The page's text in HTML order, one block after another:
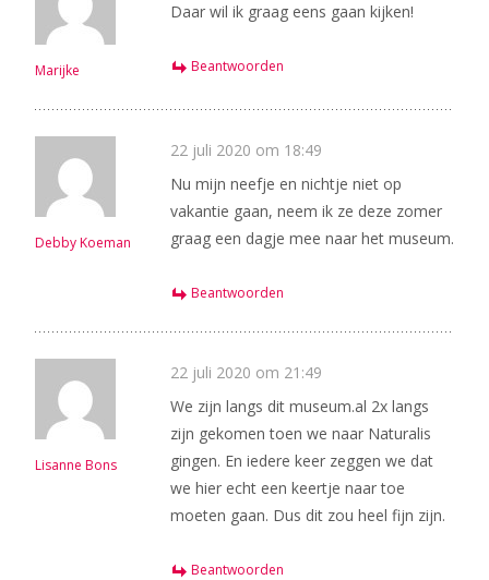
Marijke
Daar wil ik graag eens gaan kijken!
Beantwoorden
Debby Koeman
22 juli 2020 om 18:49
Nu mijn neefje en nichtje niet op
vakantie gaan, neem ik ze deze zomer
graag een dagje mee naar het museum.
Beantwoorden
Lisanne Bons
22 juli 2020 om 21:49
We zijn langs dit museum.al 2x langs
zijn gekomen toen we naar Naturalis
gingen. En iedere keer zeggen we dat
we hier echt een keertje naar toe
moeten gaan. Dus dit zou heel fijn zijn.
Beantwoorden